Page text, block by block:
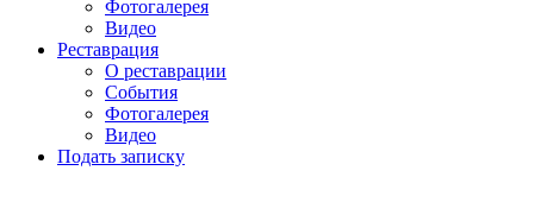
Фотогалерея
Видео
Реставрация
О реставрации
События
Фотогалерея
Видео
Подать записку